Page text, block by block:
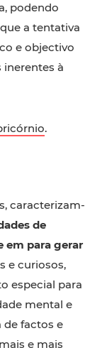
podendo
a tentativa
e objectivo
inerentes à
.
caracterizam-
de
em para gerar
e curiosos,
especial para
mental e
factos e
e mais